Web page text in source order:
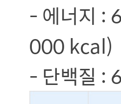
- 에너지 :
000 kcal)
- 단백질 :